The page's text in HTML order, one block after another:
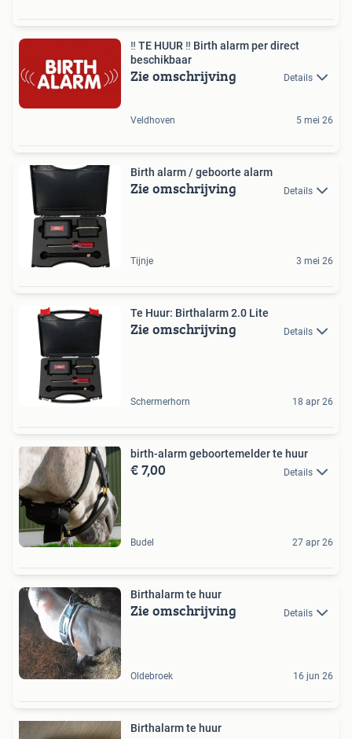
‼️ TE HUUR ‼️ Birth alarm per direct
beschikbaar
Zie omschrijving Details
Veldhoven 5 mei 26
Birth alarm / geboorte alarm
Zie omschrijving Details
Tijnje 3 mei 26
Te Huur: Birthalarm 2.0 Lite
Zie omschrijving Details
Schermerhorn 18 apr 26
birth-alarm geboortemelder te huur
€ 7,00 Details
Budel 27 apr 26
Birthalarm te huur
Zie omschrijving Details
Oldebroek 16 jun 26
Birthalarm te huur